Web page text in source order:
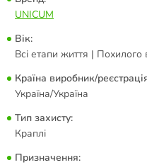
UNICUM
Вік:
Всі етапи життя |
Країна виробник/
Україна/Україна
Тип захисту:
Краплі
Призначення: